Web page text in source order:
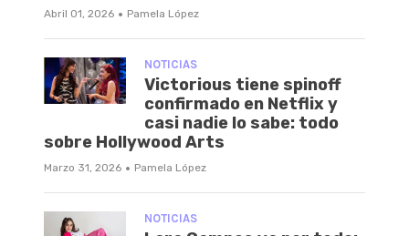
Abril 01, 2026 · Pamela López
NOTICIAS
Victorious tiene spinoff
confirmado en Netflix y
casi nadie lo sabe: todo
sobre Hollywood Arts
Marzo 31, 2026 · Pamela López
NOTICIAS